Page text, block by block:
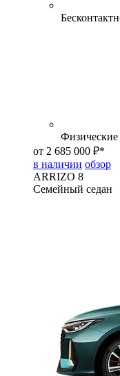
от 2 685 000 ₽*
в наличии обзор
ARRIZO 8
Семейный седан